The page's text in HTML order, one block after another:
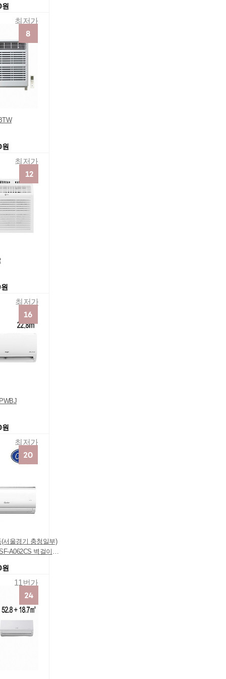
최저가
최저가
최저가
최저가
서울경기 충청일부)
A062CS 벽걸이에
11번가